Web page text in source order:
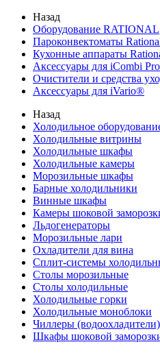
Назад
Оборудование RATIONAL
Пароконвектоматы
Кухонные аппараты
Аксессуары для iCombi
Очистители и средства
Аксессуары для iVario®
Назад
Холодильное
Холодильные витрины
Холодильные шкафы
Холодильные камеры
Морозильные шкафы
Барные холодильники
Винные шкафы
Камеры шоковой
Льдогенераторы
Морозильные лари
Охладители для вина
Сплит-системы
Столы морозильные
Столы холодильные
Холодильные горки
Холодильные моноблоки
Чиллеры (водоохладители)
Шкафы шоковой